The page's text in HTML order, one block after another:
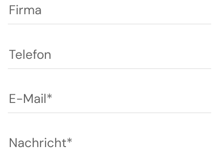
Firma
Telefon
E-Mail*
Nachricht*